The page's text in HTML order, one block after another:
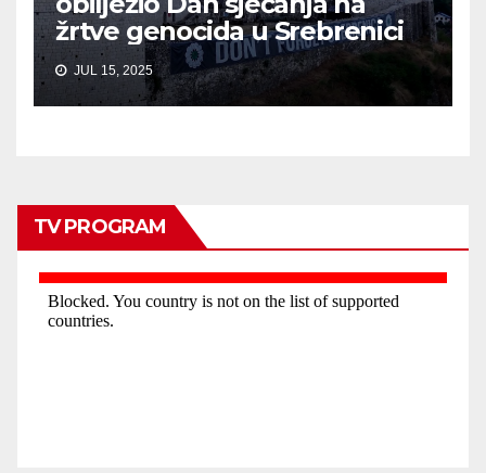
žrtve genocida u Srebrenici
JUL 15, 2025
TV PROGRAM